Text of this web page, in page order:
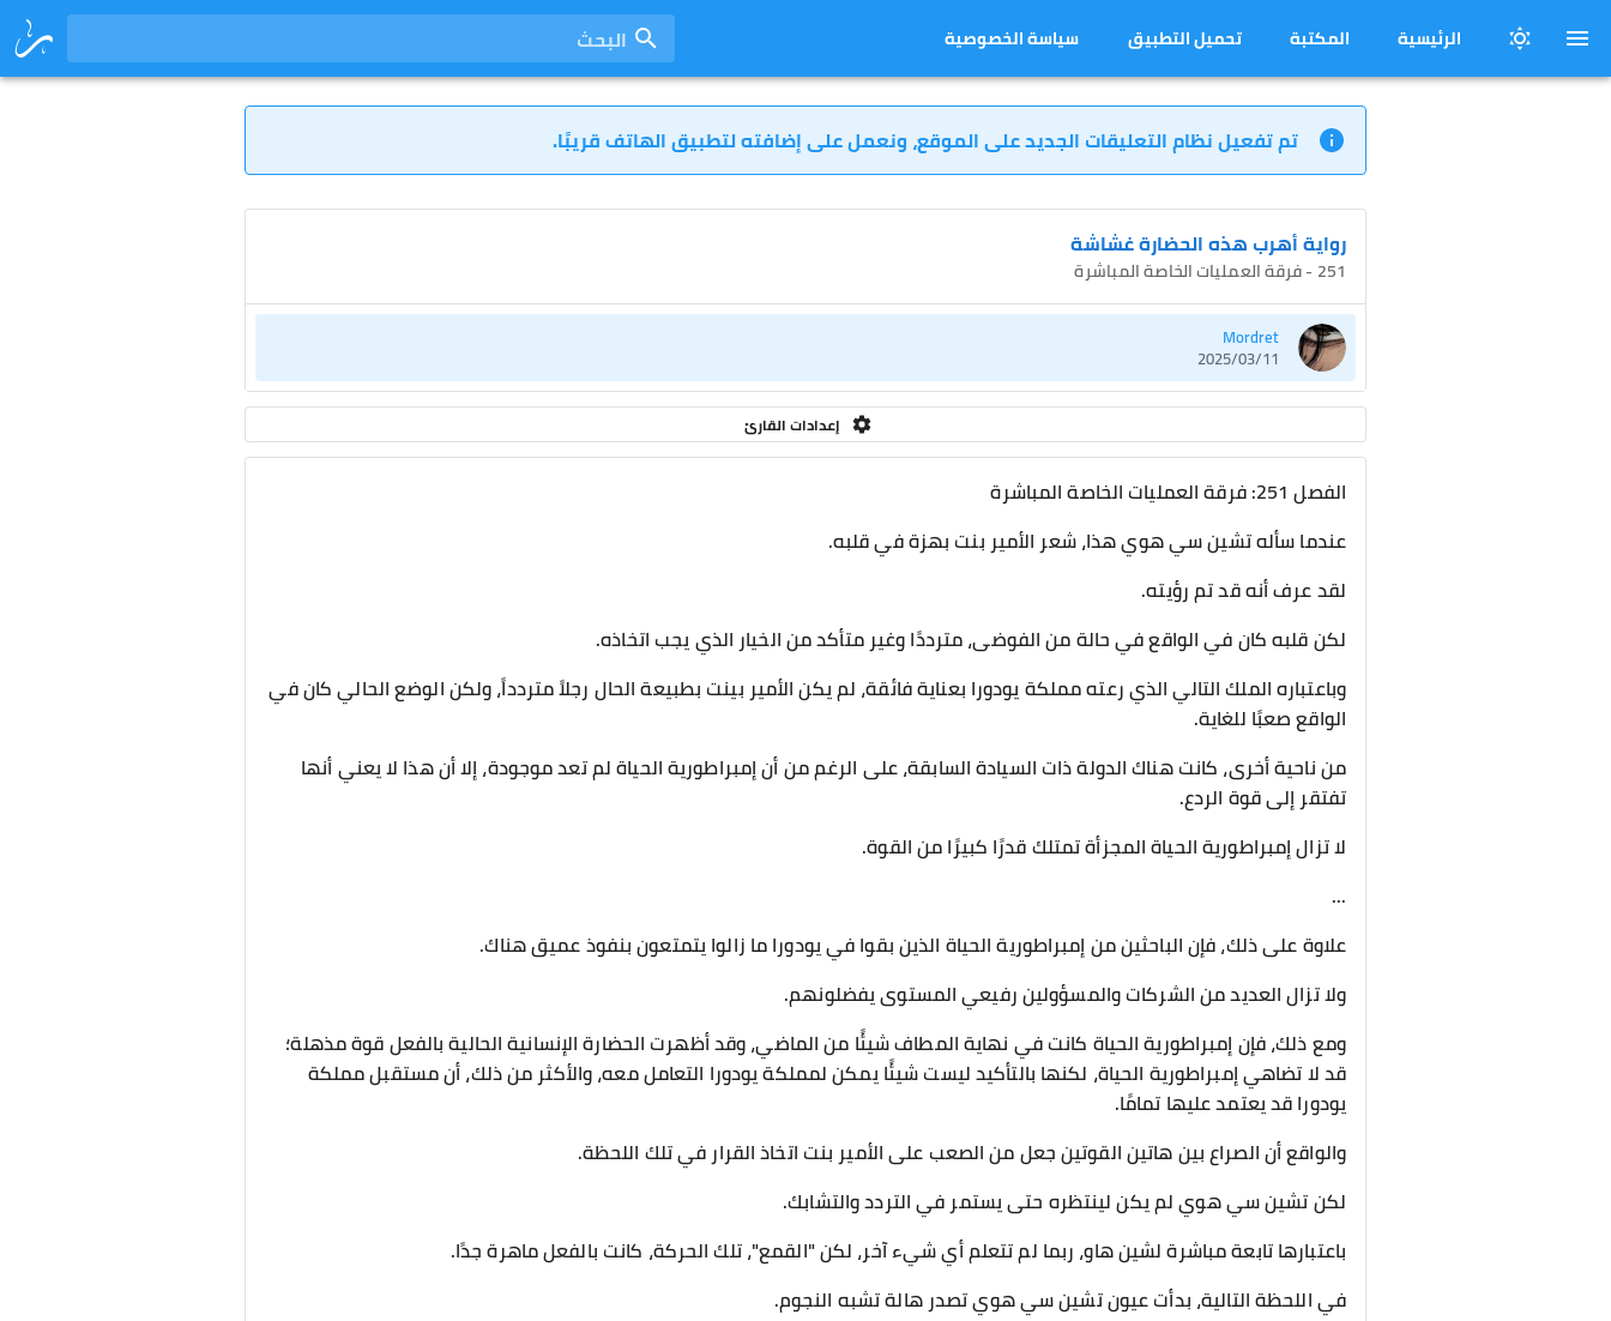
الرئيسية المكتبة تحميل التطبيق سياسة الخصوصية البحث
تم تفعيل نظام التعليقات الجديد على الموقع، ونعمل على إضافته لتطبيق الهاتف قريبًا.
رواية أهرب هذه الحضارة غشاشة
251 - فرقة العمليات الخاصة المباشرة
Mordret
2025/03/11
إعدادات القارئ
الفصل 251: فرقة العمليات الخاصة المباشرة
عندما سأله تشين سي هوي هذا، شعر الأمير بنت بهزة في قلبه.
لقد عرف أنه قد تم رؤيته.
لكن قلبه كان في الواقع في حالة من الفوضى، مترددًا وغير متأكد من الخيار الذي يجب اتخاذه.
وباعتباره الملك التالي الذي رعته مملكة يودورا بعناية فائقة، لم يكن الأمير بينت بطبيعة الحال رجلاً متردداً، ولكن الوضع الحالي كان في
الواقع صعبًا للغاية.
من ناحية أخرى، كانت هناك الدولة ذات السيادة السابقة، على الرغم من أن إمبراطورية الحياة لم تعد موجودة، إلا أن هذا لا يعني أنها
تفتقر إلى قوة الردع.
لا تزال إمبراطورية الحياة المجزأة تمتلك قدرًا كبيرًا من القوة.
...
علاوة على ذلك، فإن الباحثين من إمبراطورية الحياة الذين بقوا في يودورا ما زالوا يتمتعون بنفوذ عميق هناك.
ولا تزال العديد من الشركات والمسؤولين رفيعي المستوى يفضلونهم.
ومع ذلك، فإن إمبراطورية الحياة كانت في نهاية المطاف شيئًا من الماضي، وقد أظهرت الحضارة الإنسانية الحالية بالفعل قوة مذهلة؛
قد لا تضاهي إمبراطورية الحياة، لكنها بالتأكيد ليست شيئًا يمكن لمملكة يودورا التعامل معه، والأكثر من ذلك، أن مستقبل مملكة
يودورا قد يعتمد عليها تمامًا.
والواقع أن الصراع بين هاتين القوتين جعل من الصعب على الأمير بنت اتخاذ القرار في تلك اللحظة.
لكن تشين سي هوي لم يكن لينتظره حتى يستمر في التردد والتشابك.
باعتبارها تابعة مباشرة لشين هاو، ربما لم تتعلم أي شيء آخر، لكن "القمع"، تلك الحركة، كانت بالفعل ماهرة جدًا.
في اللحظة التالية، بدأت عيون تشين سي هوي تصدر هالة تشبه النجوم.